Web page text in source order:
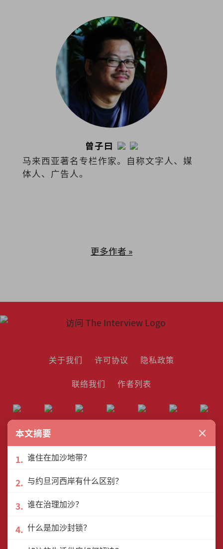
曾子曰
马来西亚著名专栏作家。自称文字人、媒
体人、广告人。
更多作者 »
关于我们 许可协议
隐私政策
联络我们
作者列表
201801040185 (1302216­-D)
本文摘要 ×
谁住在加沙地带？
与约旦河西岸有什么区别？
谁在治理加沙？
什么是加沙封锁？